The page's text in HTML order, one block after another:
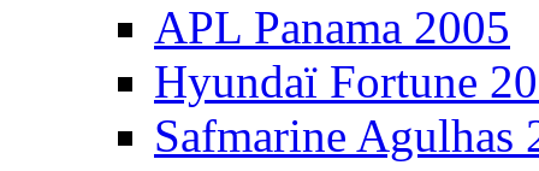
APL Panama 2005
Hyundaï Fortune
Safmarine Agulhas